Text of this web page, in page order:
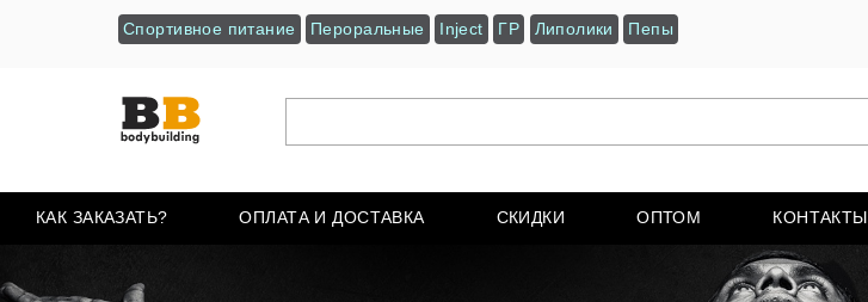
Спортивное питание Пероральные Inject ГР Липолики Пепы
КАК ЗАКАЗАТЬ? ОПЛАТА И ДОСТАВКА СКИДКИ ОПТОМ КОНТАКТЫ